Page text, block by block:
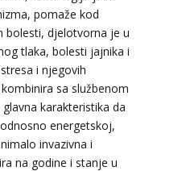
pomaže kod
bolesti, djelotvorna je u
tlaka, bolesti jajnika i
i njegovih
sa službenom
karakteristika da
energetskoj,
invazivna i
na godine i stanje u